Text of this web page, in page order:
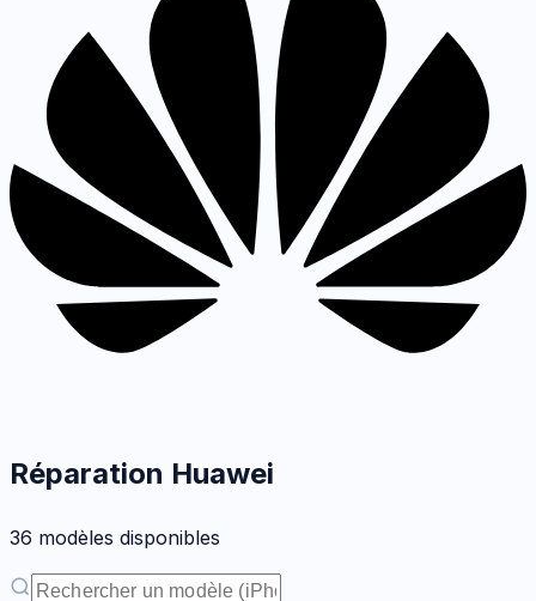
Réparation Huawei
36 modèles disponibles